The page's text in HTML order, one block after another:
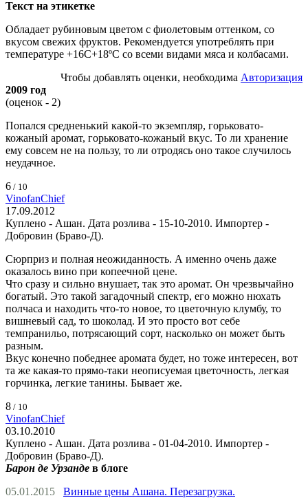
Текст на этикетке
Обладает рубиновым цветом с фиолетовым оттенком, со
вкусом свежих фруктов. Рекомендуется употреблять при
температуре +16С+18ºС со всеми видами мяса и колбасами.
Чтобы добавлять оценки, необходима Авторизация
2009 год
(оценок - 2)
Попался средненький какой-то экземпляр, горьковато-
кожаный аромат, горьковато-кожаный вкус. То ли хранение
ему совсем не на пользу, то ли отродясь оно такое случилось
неудачное.
6 / 10
VinofanChief
17.09.2012
Куплено - Ашан. Дата розлива - 15-10-2010. Импортер -
Добровин (Браво-Д).
Сюрприз и полная неожиданность. А именно очень даже
оказалось вино при копеечной цене.
Что сразу и сильно внушает, так это аромат. Он чрезвычайно
богатый. Это такой загадочный спектр, его можно нюхать
полчаса и находить что-то новое, то цветочную клумбу, то
вишневый сад, то шоколад. И это просто вот себе
темпранильо, потрясающий сорт, насколько он может быть
разным.
Вкус конечно победнее аромата будет, но тоже интересен, вот
та же какая-то прямо-таки неописуемая цветочность, легкая
горчинка, легкие танины. Бывает же.
8 / 10
VinofanChief
03.10.2010
Куплено - Ашан. Дата розлива - 01-04-2010. Импортер -
Добровин (Браво-Д).
Барон де Урзанде в блоге
05.01.2015
Винные цены Ашана. Перезагрузка.